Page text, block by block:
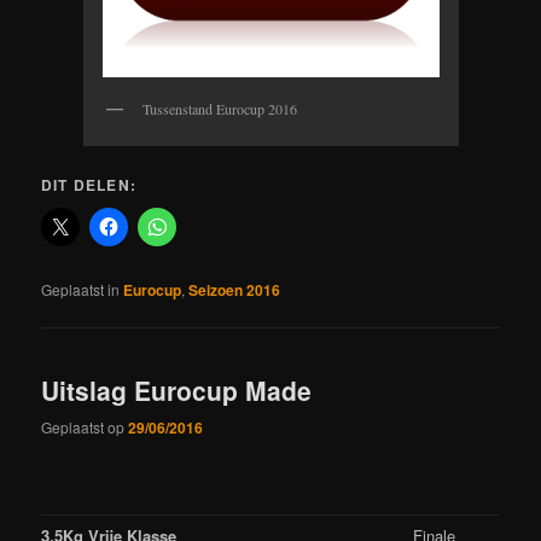
Tussenstand Eurocup 2016
DIT DELEN:
Geplaatst in Eurocup,Seizoen 2016
Uitslag Eurocup Made
Geplaatst op29/06/2016
3,5Kg Vrije Klasse Finale